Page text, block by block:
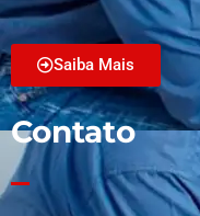
Saiba Mais
Contato